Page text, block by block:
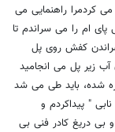
کردمرا راهنمایی می
ام را می سراندم تا
کفش روی پل
زیر پل می انجامید
شده، باید طی می شد
" پیداکردم و
و بی دریغ کادر فنی بی